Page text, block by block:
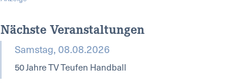
Nächste Veranstaltungen
Samstag, 08.08.2026
50 Jahre TV Teufen Handball